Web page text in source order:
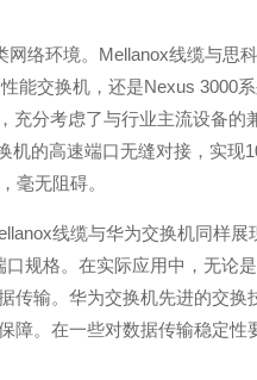
络环境。Mellanox线缆与思
能交换机，还是Nexus 3000
充分考虑了与行业主流设备的
机的高速端口无缝对接，实现
毫无阻碍。
线缆与华为交换机同样展
规格。在实际应用中，无论
传输。华为交换机先进的交换
障。在一些对数据传输稳定性